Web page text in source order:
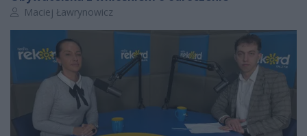
Autor artykułu:
Maciej Ławrynowicz